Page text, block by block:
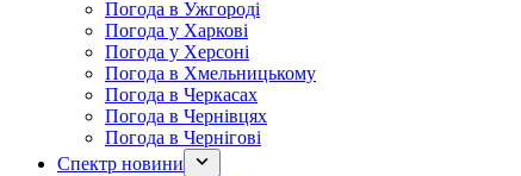
Погода в Ужгороді
Погода у Харкові
Погода у Херсоні
Погода в Хмельницькому
Погода в Черкасах
Погода в Чернівцях
Погода в Чернігові
Спектр новини